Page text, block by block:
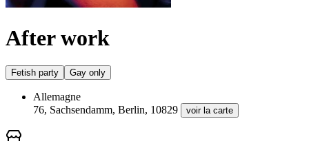
After work
Fetish party Gay only
Allemagne
76, Sachsendamm, Berlin, 10829
voir la carte